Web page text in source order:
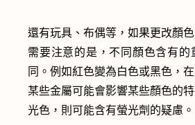
還有玩具、布偶等，如果更改顏
需要注意的是，不同顏色含有的
同。例如紅色變為白色或黑色，
某些金屬可能會影響某些顏色的
光色，則可能含有螢光劑的疑慮。